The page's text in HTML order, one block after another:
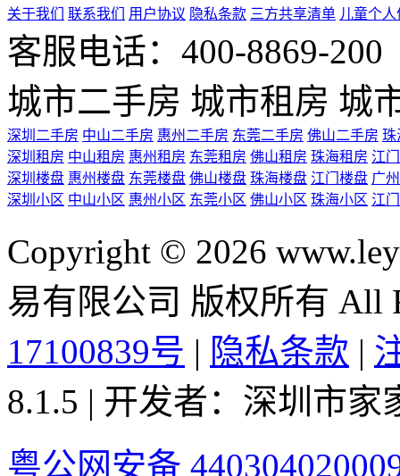
关于我们 联系我们 用户协议 隐私条款 三方共享清单 儿童个
客服电话：400-8869-200
城市二手房 城市租房 城
深圳二手房 中山二手房 惠州二手房 东莞二手房 佛山二手房 珠
深圳租房 中山租房 惠州租房 东莞租房 佛山租房 珠海租房 江
深圳楼盘 惠州楼盘 东莞楼盘 佛山楼盘 珠海楼盘 江门楼盘 广
深圳小区 中山小区 惠州小区 东莞小区 佛山小区 珠海小区 江
Copyright © 2026
易有限公司 版权所有 All
17100839号 | 隐私条款 |
8.1.5 | 开发者：深圳市
粤公网安备